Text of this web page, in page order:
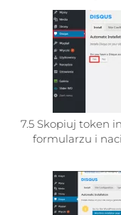
7.5 Skopiuj token
formularzu i